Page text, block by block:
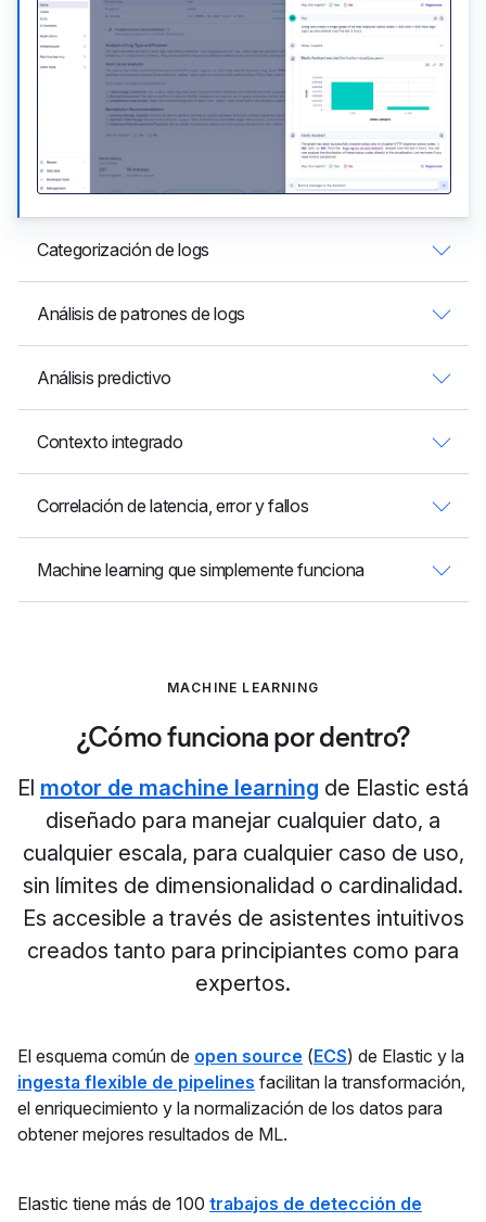
Categorización de logs
Análisis de patrones de logs
Análisis predictivo
Contexto integrado
Correlación de latencia, error y fallos
Machine learning que simplemente funciona
MACHINE LEARNING
¿Cómo funciona por dentro?
El motor de machine learning de Elastic está
diseñado para manejar cualquier dato, a
cualquier escala, para cualquier caso de uso,
sin límites de dimensionalidad o cardinalidad.
Es accesible a través de asistentes intuitivos
creados tanto para principiantes como para
expertos.
El esquema común de open source (ECS) de Elastic y la
ingesta flexible de pipelines facilitan la transformación,
el enriquecimiento y la normalización de los datos para
obtener mejores resultados de ML.
Elastic tiene más de 100 trabajos de detección de